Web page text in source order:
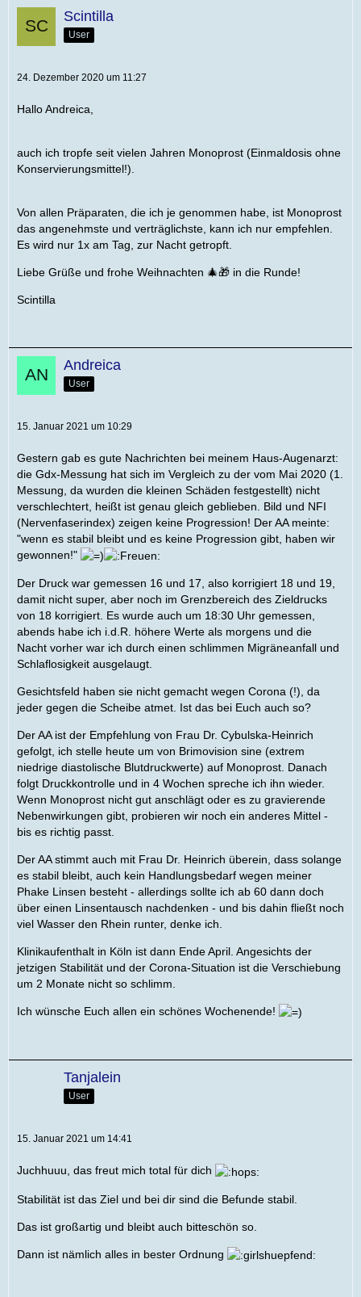
Scintilla
User
24. Dezember 2020 um 11:27
Hallo Andreica,
auch ich tropfe seit vielen Jahren Monoprost (Einmaldosis ohne
Konservierungsmittel!).
Von allen Präparaten, die ich je genommen habe, ist Monoprost
das angenehmste und verträglichste, kann ich nur empfehlen.
Es wird nur 1x am Tag, zur Nacht getropft.
Liebe Grüße und frohe Weihnachten 🎄🎁 in die Runde!
Scintilla
Andreica
User
15. Januar 2021 um 10:29
Gestern gab es gute Nachrichten bei meinem Haus-Augenarzt:
die Gdx-Messung hat sich im Vergleich zu der vom Mai 2020 (1.
Messung, da wurden die kleinen Schäden festgestellt) nicht
verschlechtert, heißt ist genau gleich geblieben. Bild und NFI
(Nervenfaserindex) zeigen keine Progression! Der AA meinte:
"wenn es stabil bleibt und es keine Progression gibt, haben wir
gewonnen!"
Der Druck war gemessen 16 und 17, also korrigiert 18 und 19,
damit nicht super, aber noch im Grenzbereich des Zieldrucks
von 18 korrigiert. Es wurde auch um 18:30 Uhr gemessen,
abends habe ich i.d.R. höhere Werte als morgens und die
Nacht vorher war ich durch einen schlimmen Migräneanfall und
Schlaflosigkeit ausgelaugt.
Gesichtsfeld haben sie nicht gemacht wegen Corona (!), da
jeder gegen die Scheibe atmet. Ist das bei Euch auch so?
Der AA ist der Empfehlung von Frau Dr. Cybulska-Heinrich
gefolgt, ich stelle heute um von Brimovision sine (extrem
niedrige diastolische Blutdruckwerte) auf Monoprost. Danach
folgt Druckkontrolle und in 4 Wochen spreche ich ihn wieder.
Wenn Monoprost nicht gut anschlägt oder es zu gravierende
Nebenwirkungen gibt, probieren wir noch ein anderes Mittel -
bis es richtig passt.
Der AA stimmt auch mit Frau Dr. Heinrich überein, dass solange
es stabil bleibt, auch kein Handlungsbedarf wegen meiner
Phake Linsen besteht - allerdings sollte ich ab 60 dann doch
über einen Linsentausch nachdenken - und bis dahin fließt noch
viel Wasser den Rhein runter, denke ich.
Klinikaufenthalt in Köln ist dann Ende April. Angesichts der
jetzigen Stabilität und der Corona-Situation ist die Verschiebung
um 2 Monate nicht so schlimm.
Ich wünsche Euch allen ein schönes Wochenende!
Tanjalein
User
15. Januar 2021 um 14:41
Juchhuuu, das freut mich total für dich
Stabilität ist das Ziel und bei dir sind die Befunde stabil.
Das ist großartig und bleibt auch bitteschön so.
Dann ist nämlich alles in bester Ordnung